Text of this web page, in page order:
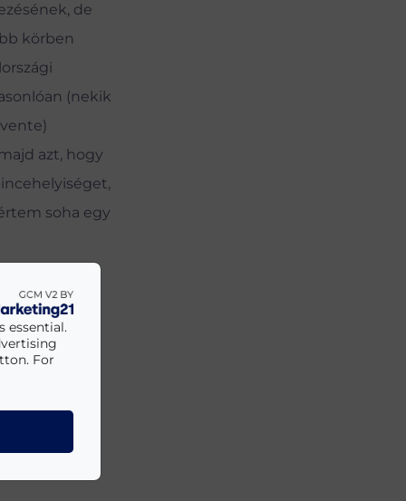
de
körben
(nekik
azt, hogy
soha egy
Lajos,
essential.
For